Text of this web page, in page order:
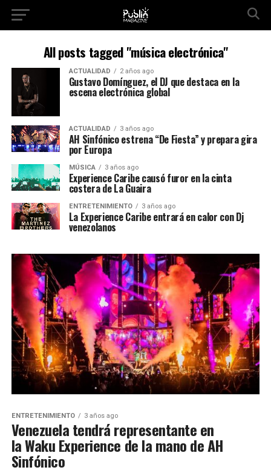
All posts tagged "música electrónica"
ACTUALIDAD 2 años ago
Gustavo Domínguez, el DJ que destaca en la
escena electrónica global
ACTUALIDAD 3 años ago
AH Sinfónico estrena “De Fiesta” y prepara gira
por Europa
MÚSICA 3 años ago
Experience Caribe causó furor en la cinta
costera de La Guaira
ENTRETENIMIENTO 3 años ago
La Experience Caribe entrará en calor con Dj
venezolanos
ENTRETENIMIENTO 3 años ago
Venezuela tendrá representante en
la Waku Experience de la mano de AH
Sinfónico